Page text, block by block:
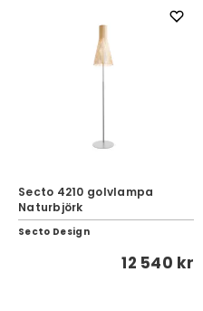
Secto 4210 golvlampa
Naturbjörk
Secto Design
12 540 kr